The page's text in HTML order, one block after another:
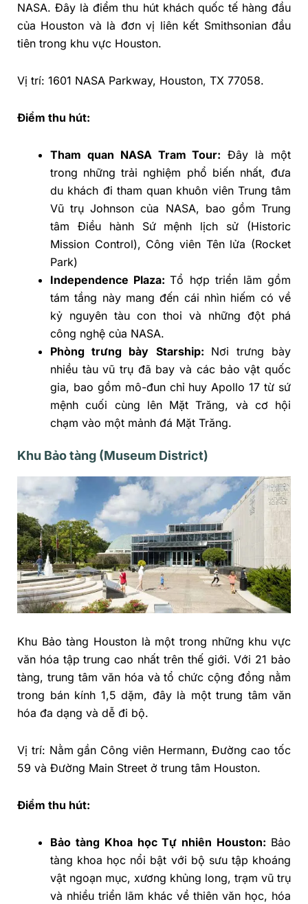
NASA. Đây là điểm thu hút khách quốc tế hàng đầu
của Houston và là đơn vị liên kết Smithsonian đầu
tiên trong khu vực Houston.
Vị trí: 1601 NASA Parkway, Houston, TX 77058.
Điểm thu hút:
Tham quan NASA Tram Tour: Đây là một
trong những trải nghiệm phổ biến nhất, đưa
du khách đi tham quan khuôn viên Trung tâm
Vũ trụ Johnson của NASA, bao gồm Trung
tâm Điều hành Sứ mệnh lịch sử (Historic
Mission Control), Công viên Tên lửa (Rocket
Park)
Independence Plaza:Tổ hợp triển lãm gồm
tám tầng này mang đến cái nhìn hiếm có về
kỷ nguyên tàu con thoi và những đột phá
công nghệ của NASA.
Phòng trưng bày Starship: Nơi trưng bày
nhiều tàu vũ trụ đã bay và các bảo vật quốc
gia, bao gồm mô-đun chỉ huy Apollo 17 từ sứ
mệnh cuối cùng lên Mặt Trăng, và cơ hội
chạm vào một mảnh đá Mặt Trăng.
Khu Bảo tàng (Museum District)
Khu Bảo tàng Houston là một trong những khu vực
văn hóa tập trung cao nhất trên thế giới. Với 21 bảo
tàng, trung tâm văn hóa và tổ chức cộng đồng nằm
trong bán kính 1,5 dặm, đây là một trung tâm văn
hóa đa dạng và dễ đi bộ.
Vị trí: Nằm gần Công viên Hermann, Đường cao tốc
59 và Đường Main Street ở trung tâm Houston.
Điểm thu hút:
Bảo tàng Khoa học Tự nhiên Houston: Bảo
tàng khoa học nổi bật với bộ sưu tập khoáng
vật ngoạn mục, xương khủng long, trạm vũ trụ
và nhiều triển lãm khác về thiên văn học, hóa